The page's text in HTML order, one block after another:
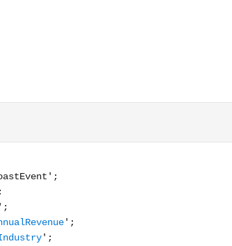
'lightning/platformShowToastEvent';